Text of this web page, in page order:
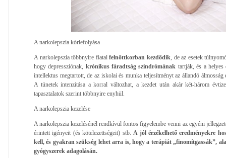
A narkolepszia kórlefolyása
A narkolepszia többnyire fiatalfelnőttkorban kezdődik , de az esetek
hogy depressziónak, krónikus fáradtság szindrómának tartják, és a
intellektus megtartott, de az iskolai és munka teljesítményt az állandó álmosság
A tünetek intenzitása a korral változhat, a kezdet után akár két-három
tapasztalatok szerint többnyire enyhül.
A narkolepszia kezelése
A narkolepszia kezelésénél rendkívül fontos figyelembe venni az egyéni
érintett igényeit (és kötelezettségeit) stb. A jól érzékelhető eredményekre
kell, és gyakran szükség lehet arra is, hogy a terápiát „finomítgassák”,
gyógyszerek adagolásán.